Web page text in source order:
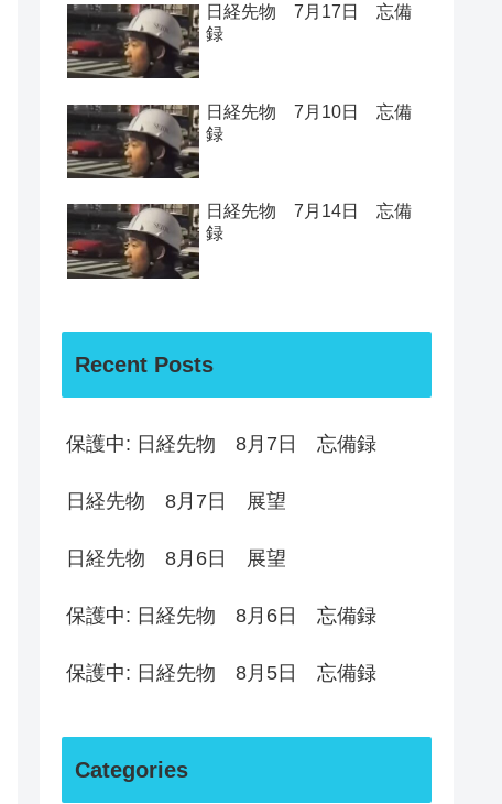
日経先物 7月17日 忘備
録
日経先物 7月10日 忘備
録
日経先物 7月14日 忘備
録
Recent Posts
保護中: 日経先物 8月7日 忘備録
日経先物 8月7日 展望
日経先物 8月6日 展望
保護中: 日経先物 8月6日 忘備録
保護中: 日経先物 8月5日 忘備録
Categories